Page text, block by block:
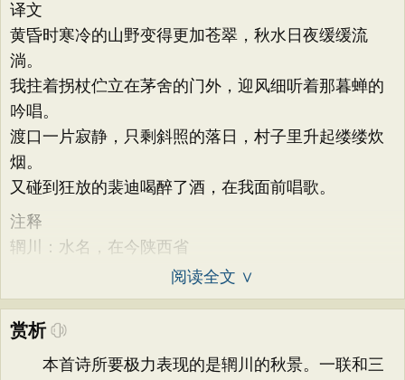
译文
黄昏时寒冷的山野变得更加苍翠，秋水日夜缓缓流
淌。
我拄着拐杖伫立在茅舍的门外，迎风细听着那暮蝉的
吟唱。
渡口一片寂静，只剩斜照的落日，村子里升起缕缕炊
烟。
又碰到狂放的裴迪喝醉了酒，在我面前唱歌。
注释
辋川：水名，在今陕西省
阅读全文 ∨
赏析
本首诗所要极力表现的是辋川的秋景。一联和三